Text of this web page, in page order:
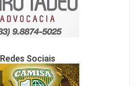
Redes Sociais